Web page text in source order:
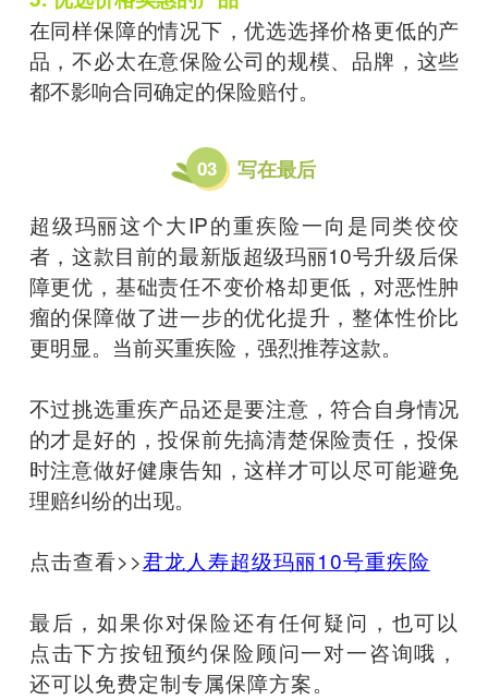
在同样保障的情况下，优选选择价格更低的产
品，不必太在意保险公司的规模、品牌，这些
都不影响合同确定的保险赔付。
03 写在最后
超级玛丽这个大IP的重疾险一向是同类佼佼
者，这款目前的最新版超级玛丽10号升级后保
障更优，基础责任不变价格却更低，对恶性肿
瘤的保障做了进一步的优化提升，整体性价比
更明显。当前买重疾险，强烈推荐这款。
不过挑选重疾产品还是要注意，符合自身情况
的才是好的，投保前先搞清楚保险责任，投保
时注意做好健康告知，这样才可以尽可能避免
理赔纠纷的出现。
点击查看>>君龙人寿超级玛丽10号重疾险
最后，如果你对保险还有任何疑问，也可以
点击下方按钮预约保险顾问一对一咨询哦，
还可以免费定制专属保障方案。